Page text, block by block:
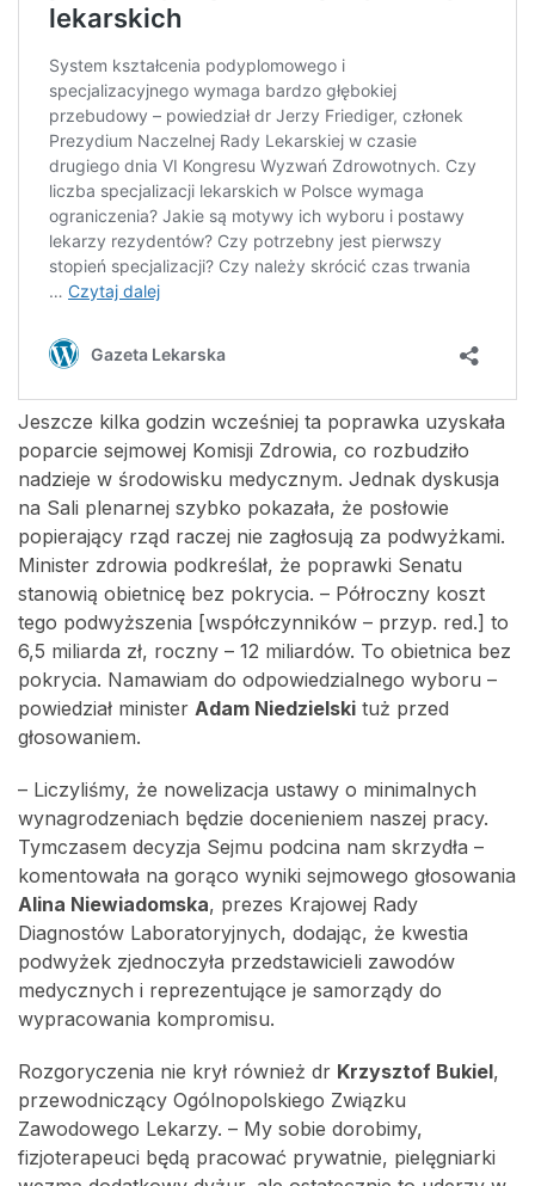
Jeszcze kilka godzin wcześniej ta poprawka uzyskała
poparcie sejmowej Komisji Zdrowia, co rozbudziło
nadzieje w środowisku medycznym. Jednak dyskusja
na Sali plenarnej szybko pokazała, że posłowie
popierający rząd raczej nie zagłosują za podwyżkami.
Minister zdrowia podkreślał, że poprawki Senatu
stanowią obietnicę bez pokrycia. – Półroczny koszt
tego podwyższenia [współczynników – przyp. red.] to
6,5 miliarda zł, roczny – 12 miliardów. To obietnica bez
pokrycia. Namawiam do odpowiedzialnego wyboru –
powiedział minister Adam Niedzielski tuż przed
głosowaniem.
– Liczyliśmy, że nowelizacja ustawy o minimalnych
wynagrodzeniach będzie docenieniem naszej pracy.
Tymczasem decyzja Sejmu podcina nam skrzydła –
komentowała na gorąco wyniki sejmowego głosowania
Alina Niewiadomska, prezes Krajowej Rady
Diagnostów Laboratoryjnych, dodając, że kwestia
podwyżek zjednoczyła przedstawicieli zawodów
medycznych i reprezentujące je samorządy do
wypracowania kompromisu.
Rozgoryczenia nie krył również dr Krzysztof Bukiel,
przewodniczący Ogólnopolskiego Związku
Zawodowego Lekarzy. – My sobie dorobimy,
fizjoterapeuci będą pracować prywatnie, pielęgniarki